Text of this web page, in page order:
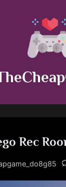
Rec